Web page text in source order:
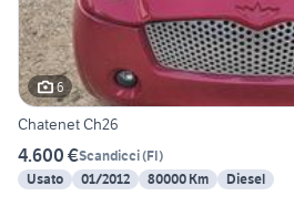
6
Chatenet Ch26
4.600 €Scandicci(FI)
Usato
01/2012 80000 Km Diesel